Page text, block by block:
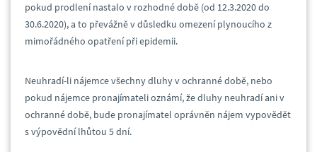
pokud prodlení nastalo v rozhodné době (od 12.3.2020 do
30.6.2020), a to převážně v důsledku omezení plynoucího z
mimořádného opatření při epidemii.
Neuhradí-li nájemce všechny dluhy v ochranné době, nebo
pokud nájemce pronajímateli oznámí, že dluhy neuhradí ani v
ochranné době, bude pronajímatel oprávněn nájem vypovědět
s výpovědní lhůtou 5 dní.